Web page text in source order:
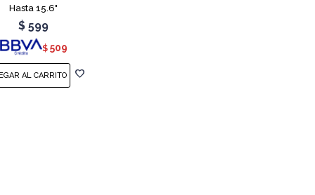
Hasta 15.6"
$ 599
$ 509